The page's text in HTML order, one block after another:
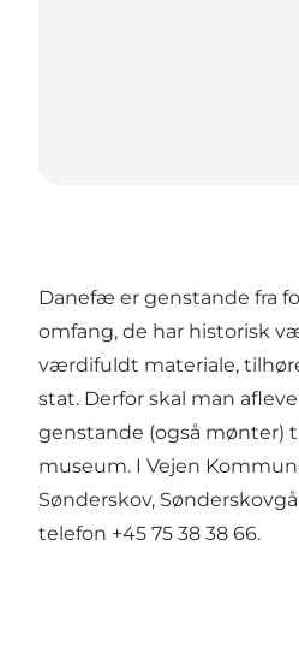
Danefæ er genstande fra
omfang, de har historisk
værdifuldt materiale,
stat. Derfor skal man
genstande (også mønter)
museum. I Vejen
Sønderskov,
telefon +45 75 38 38 66.